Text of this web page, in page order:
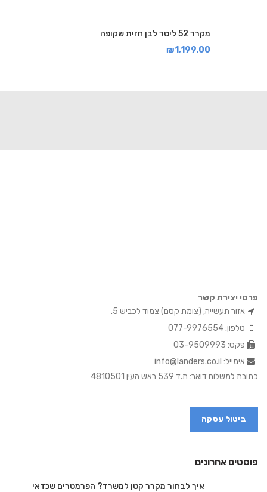
מקרר 52 ליטר לבן חזית שקופה
₪1,199.00
פרטי יצירת קשר
אזור תעשייה, (צומת קסם) צמוד לכביש 5.
טלפון: 077-9976554
פקס: 03-9509993
אימייל: info@landers.co.il
כתובת למשלוח דואר: ת.ד 539 ראש העין 4810501
ביטול עסקה
פוסטים אחרונים
איך לבחור מקרר קטן למשרד? הפרמטרים שכדאי